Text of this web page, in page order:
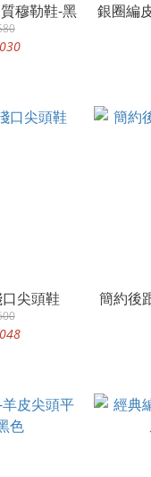
穆勒鞋-黑 銀圈編
尖頭鞋 簡約後